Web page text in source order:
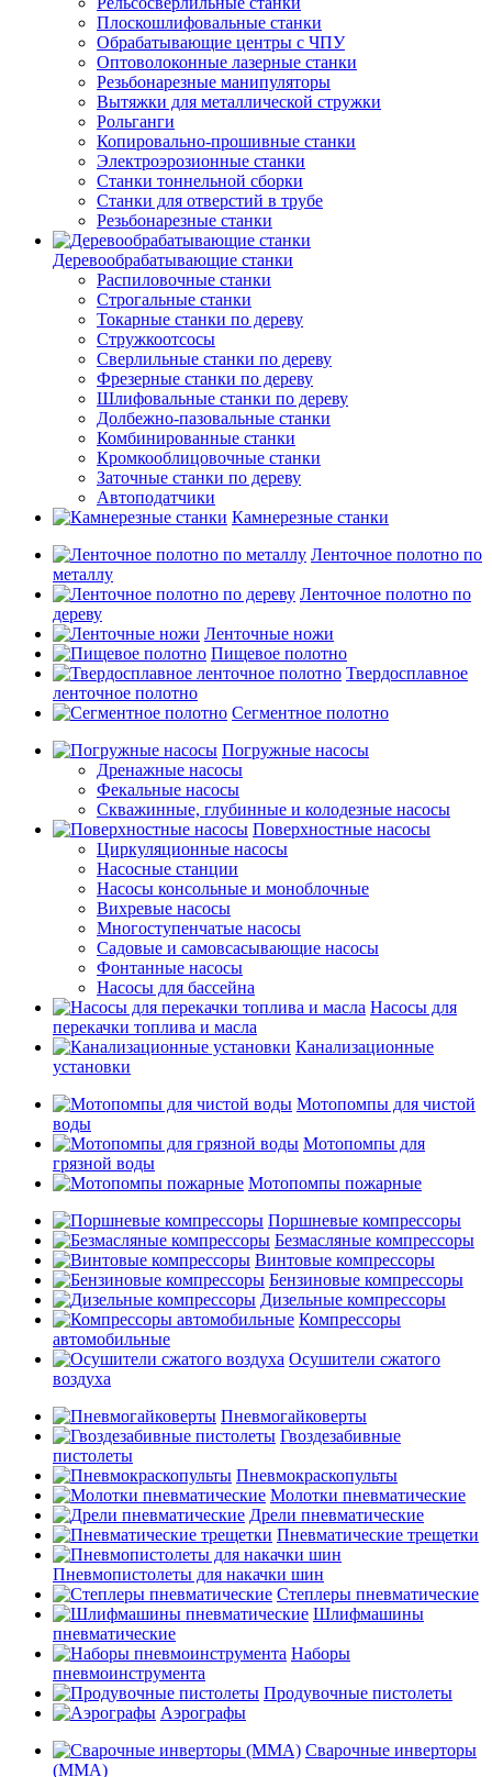
Плоскошлифовальные станки
Обрабатывающие центры с ЧПУ
Оптоволоконные лазерные станки
Резьбонарезные манипуляторы
Вытяжки для металлической стружки
Рольганги
Копировально-прошивные станки
Электроэрозионные станки
Станки тоннельной сборки
Станки для отверстий в трубе
Резьбонарезные станки
Деревообрабатывающие станки
Распиловочные станки
Строгальные станки
Токарные станки по дереву
Стружкоотсосы
Сверлильные станки по дереву
Фрезерные станки по дереву
Шлифовальные станки по дереву
Долбежно-пазовальные станки
Комбинированные станки
Кромкооблицовочные станки
Заточные станки по дереву
Автоподатчики
Камнерезные станки
Ленточное полотно по
металлу
Ленточное полотно по
дереву
Ленточные ножи
Пищевое полотно
Твердосплавное
ленточное полотно
Сегментное полотно
Погружные насосы
Дренажные насосы
Фекальные насосы
Скважинные, глубинные и колодезные насосы
Поверхностные насосы
Циркуляционные насосы
Насосные станции
Насосы консольные и моноблочные
Вихревые насосы
Многоступенчатые насосы
Садовые и самовсасывающие насосы
Фонтанные насосы
Насосы для бассейна
Насосы для
перекачки топлива и масла
Канализационные
установки
Мотопомпы для чистой
воды
Мотопомпы для
грязной воды
Мотопомпы пожарные
Поршневые компрессоры
Безмасляные компрессоры
Винтовые компрессоры
Бензиновые компрессоры
Дизельные компрессоры
Компрессоры
автомобильные
Осушители сжатого
воздуха
Пневмогайковерты
Гвоздезабивные
пистолеты
Пневмокраскопульты
Молотки пневматические
Дрели пневматические
Пневматические трещетки
Пневмопистолеты для накачки шин
Степлеры пневматические
Шлифмашины
пневматические
Наборы
пневмоинструмента
Продувочные пистолеты
Аэрографы
Сварочные инверторы
(MMA)